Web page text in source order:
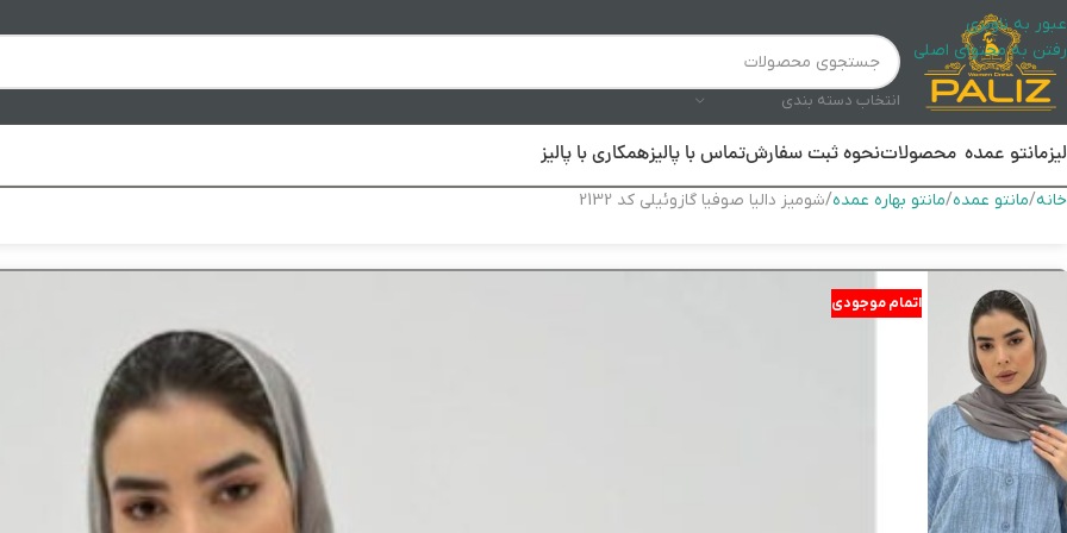
عبور به ناوبری
رفتن به محتوای اصلی
انتخاب دسته بندی
مانتو عمده محصولاتنحوه ثبت سفارشتماس با پالیزهمکاری با پالیز
خانه مانتو عمده مانتو بهاره عمده شومیز دالیا صوفیا گازوئیلی کد 2132
اتمام موجودی